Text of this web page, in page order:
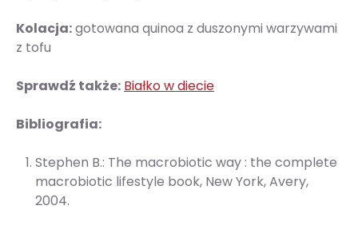
Kolacja:gotowana quinoa z duszonymi warzywami
z tofu
Sprawdź także: Białko w diecie
Bibliografia:
Stephen B.: The macrobiotic way : the complete
macrobiotic lifestyle book, New York, Avery,
2004.